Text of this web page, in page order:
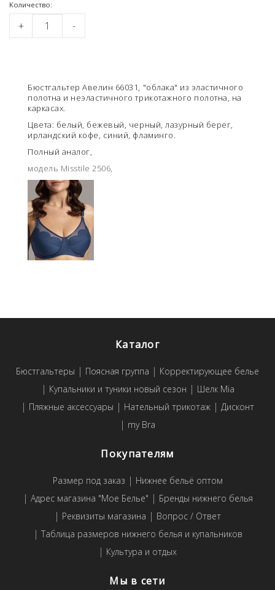
Kоличество:
+ -
Бюстгальтер Авелин 66031, "облака" из эластичного
полотна и неэластичного трикотажного полотна, на
каркасах.
Цвета: белый, бежевый, черный, лазурный берег,
ирландский кофе, синий, фламинго.
Полный аналог,
модель Misstile 2506,
Каталог
Бюстгальтеры Поясная группа
Корректирующее белье
Купальники и туники новый сезон
Шелк Mia
Пляжные аксессуары
Нательный трикотаж
Дисконт
my Bra
Покупателям
Размер под заказ
Нижнее бельё оптом
Адрес магазина "Мое Белье"
Бренды нижнего белья
Реквизиты магазина
Вопрос / Ответ
Таблица размеров нижнего белья и купальников
Культура и отдых
Мы в сети